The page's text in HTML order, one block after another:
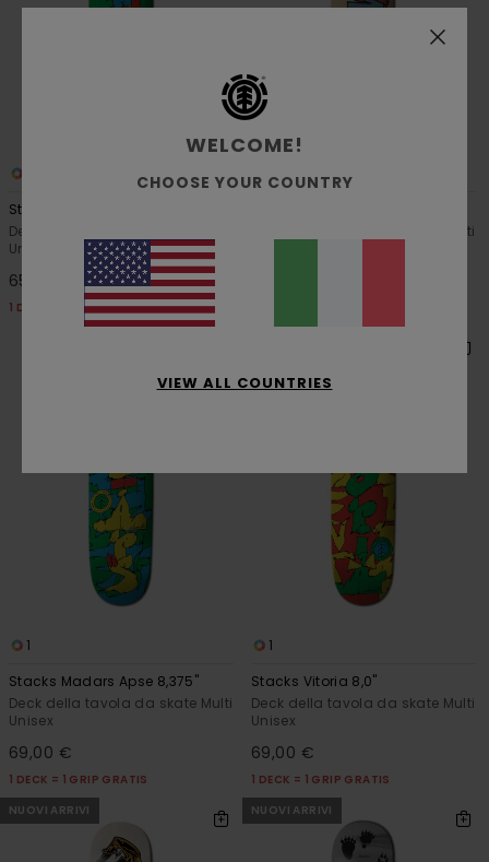
Stacks Element 8,25"
Deck della tavola da skate Multi
Unisex
65,00 €
1 DECK = 1 GRIP GRATIS
1
Deck della tavola da skate Multi
1
Stacks Madars Apse 8,375"
Deck della tavola da skate Multi
Unisex
69,00 €
1 DECK = 1 GRIP GRATIS
1
Stacks Vitoria 8,0"
Deck della tavola da skate Multi
Unisex
69,00 €
1 DECK = 1 GRIP GRATIS
NUOVI ARRIVI
NUOVI ARRIVI
WELCOME!
CHOOSE YOUR COUNTRY
VIEW ALL COUNTRIES